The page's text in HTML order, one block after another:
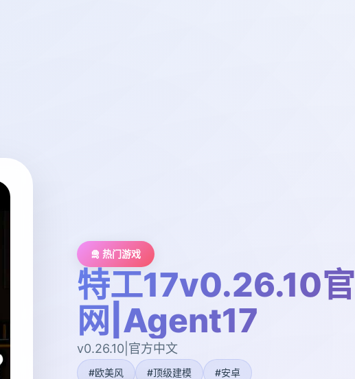
🛅 热门游戏
特工17v0.26.10官
网|Agent17
v0.26.10|官方中文
#欧美风 #顶级建模 #安卓